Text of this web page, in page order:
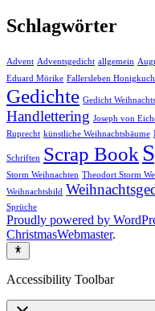
Schlagwörter
Advent Adventsgedicht allgemein
Eduard Mörike Fallersleben
Gedichte Gedicht
Handlettering Joseph von
Ruprecht künstliche Weihnachtsbäume
Schriften Scrap Book
Storm Weihnachten Theodort Storm
Weihnachtsbild
Sprüche
Proudly powered by
ChristmasWebmaster.
Accessibility Toolbar